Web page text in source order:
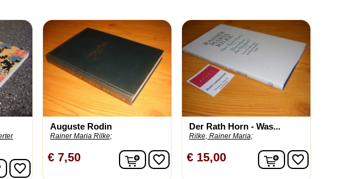
In winkelwagen
favorite_border
Auguste Rodin
Rainer Maria Rilke;
€ 7,50 In winkelwagen
favorite_border
Der Rath Horn - Was...
Rilke, Rainer Maria;
€ 15,00 In winkelwagen
favorite_border